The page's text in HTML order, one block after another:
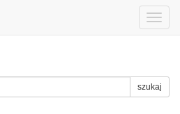
Toggle
szukaj